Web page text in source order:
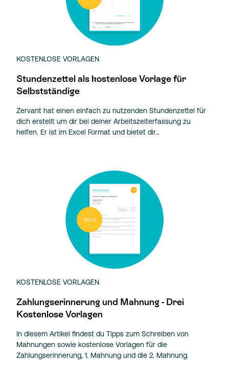
KOSTENLOSE VORLAGEN
Stundenzettel als kostenlose Vorlage für
Selbstständige
Zervant hat einen einfach zu nutzenden Stundenzettel für
dich erstellt um dir bei deiner Arbeitszeiterfassung zu
helfen. Er ist im Excel Format und bietet dir…
KOSTENLOSE VORLAGEN
Zahlungserinnerung und Mahnung - Drei
Kostenlose Vorlagen
In diesem Artikel findest du Tipps zum Schreiben von
Mahnungen sowie kostenlose Vorlagen für die
Zahlungserinnerung, 1. Mahnung und die 2. Mahnung.